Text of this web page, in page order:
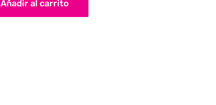
Añadir al carrito